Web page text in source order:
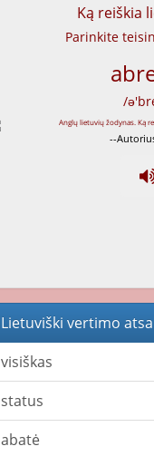
Ką reiškia
Parinkite
/
--
Lietuviški vertimo
visiškas
status
abatė